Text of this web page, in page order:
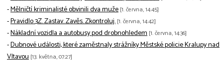
-Mělničtí kriminalisté obvinili dva muže [1. června, 14:45]
-Pravidlo 3Z. Zastav. Zavěs. Zkontroluj. [1. června, 14:42]
-Nákladní vozidla a autobusy pod drobnohledem [1. června, 14:36]
-Dubnové události, které zaměstnaly strážníky Městské policie Kralupy nad
Vltavou [13. května, 07:27]